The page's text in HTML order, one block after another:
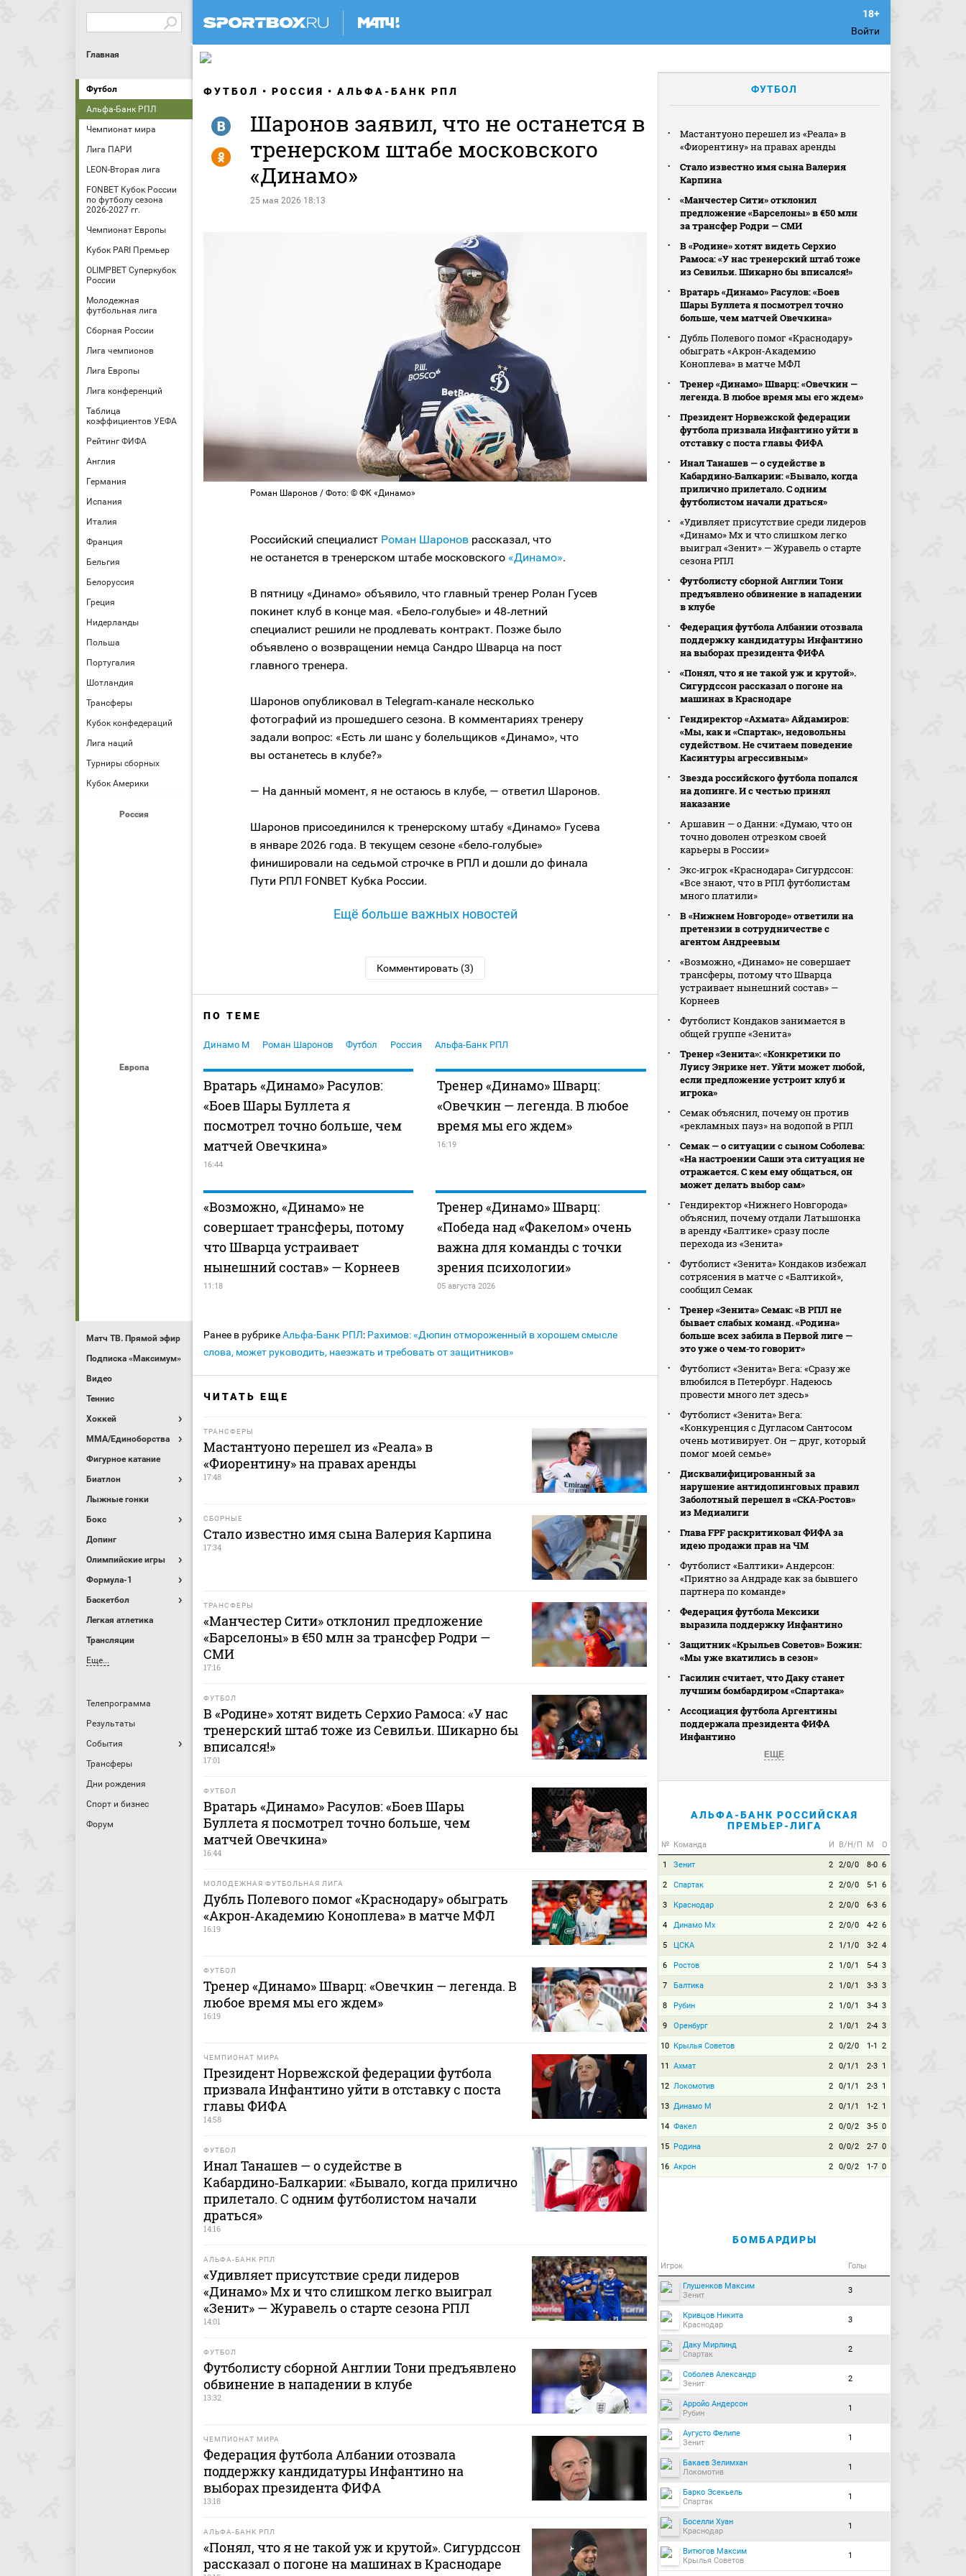
Войти
Главная
Футбол
Альфа-Банк РПЛ
Чемпионат мира
Лига ПАРИ
LEON-Вторая лига
FONBET Кубок России
по футболу сезона
2026-2027 гг.
Чемпионат Европы
Кубок PARI Премьер
OLIMPBET Суперкубок
России
Молодежная
футбольная лига
Сборная России
Лига чемпионов
Лига Европы
Лига конференций
Таблица
коэффициентов УЕФА
Рейтинг ФИФА
Англия
Германия
Испания
Италия
Франция
Бельгия
Белоруссия
Греция
Нидерланды
Польша
Португалия
Шотландия
Трансферы
Кубок конфедераций
Лига наций
Турниры сборных
Кубок Америки
Россия
Европа
Матч ТВ. Прямой эфир
Подписка «Максимум»
Видео
Теннис
Хоккей
MMA/Единоборства
Фигурное катание
Биатлон
Лыжные гонки
Бокс
Допинг
Олимпийские игры
Формула-1
Баскетбол
Легкая атлетика
Трансляции
Еще...
Телепрограмма
Результаты
События
Трансферы
Дни рождения
Спорт и бизнес
Форум
ФУТБОЛ РОССИЯ АЛЬФА-БАНК РПЛ
Шаронов заявил, что не останется в
тренерском штабе московского
«Динамо»
25 мая 2026 18:13
R
Y
Роман Шаронов / Фото: © ФК «Динамо»
Российский специалист Роман Шаронов рассказал, что
не останется в тренерском штабе московского «Динамо».
В пятницу «Динамо» объявило, что главный тренер Ролан Гусев
покинет клуб в конце мая. «Бело‑голубые» и 48‑летний
специалист решили не продлевать контракт. Позже было
объявлено о возвращении немца Сандро Шварца на пост
главного тренера.
Шаронов опубликовал в Telegram‑канале несколько
фотографий из прошедшего сезона. В комментариях тренеру
задали вопрос: «Есть ли шанс у болельщиков «Динамо», что
вы останетесь в клубе?»
— На данный момент, я не остаюсь в клубе, — ответил Шаронов.
Шаронов присоединился к тренерскому штабу «Динамо» Гусева
в январе 2026 года. В текущем сезоне «бело‑голубые»
финишировали на седьмой строчке в РПЛ и дошли до финала
Пути РПЛ FONBET Кубка России.
Ещё больше важных новостей
Комментировать (3)
ПО ТЕМЕ
Динамо М Роман Шаронов Футбол Россия Альфа-Банк РПЛ
Вратарь «Динамо» Расулов:
«Боев Шары Буллета я
посмотрел точно больше, чем
матчей Овечкина»
16:44
Тренер «Динамо» Шварц:
«Овечкин — легенда. В любое
время мы его ждем»
16:19
«Возможно, «Динамо» не
совершает трансферы, потому
что Шварца устраивает
нынешний состав» — Корнеев
11:18
Тренер «Динамо» Шварц:
«Победа над «Факелом» очень
важна для команды с точки
зрения психологии»
05 августа 2026
Ранее в рубрикеАльфа-Банк РПЛ: Рахимов: «Дюпин отмороженный в хорошем смысле
слова, может руководить, наезжать и требовать от защитников»
ЧИТАТЬ ЕЩЕ
ТРАНСФЕРЫ
Мастантуоно перешел из «Реала» в
«Фиорентину» на правах аренды
17:48
СБОРНЫЕ
Стало известно имя сына Валерия Карпина
17:34
ТРАНСФЕРЫ
«Манчестер Сити» отклонил предложение
«Барселоны» в €50 млн за трансфер Родри —
СМИ
17:16
ФУТБОЛ
В «Родине» хотят видеть Серхио Рамоса: «У нас
тренерский штаб тоже из Севильи. Шикарно бы
вписался!»
17:01
ФУТБОЛ
Вратарь «Динамо» Расулов: «Боев Шары
Буллета я посмотрел точно больше, чем
матчей Овечкина»
16:44
МОЛОДЕЖНАЯ ФУТБОЛЬНАЯ ЛИГА
Дубль Полевого помог «Краснодару» обыграть
«Акрон‑Академию Коноплева» в матче МФЛ
16:19
ФУТБОЛ
Тренер «Динамо» Шварц: «Овечкин — легенда. В
любое время мы его ждем»
16:19
ЧЕМПИОНАТ МИРА
Президент Норвежской федерации футбола
призвала Инфантино уйти в отставку с поста
главы ФИФА
14:58
ФУТБОЛ
Инал Танашев — о судействе в
Кабардино‑Балкарии: «Бывало, когда прилично
прилетало. С одним футболистом начали
драться»
14:16
АЛЬФА-БАНК РПЛ
«Удивляет присутствие среди лидеров
«Динамо» Мх и что слишком легко выиграл
«Зенит» — Журавель о старте сезона РПЛ
14:01
ФУТБОЛ
Футболисту сборной Англии Тони предъявлено
обвинение в нападении в клубе
13:32
ЧЕМПИОНАТ МИРА
Федерация футбола Албании отозвала
поддержку кандидатуры Инфантино на
выборах президента ФИФА
13:18
АЛЬФА-БАНК РПЛ
«Понял, что я не такой уж и крутой». Сигурдссон
рассказал о погоне на машинах в Краснодаре
ФУТБОЛ
Мастантуоно перешел из «Реала» в
«Фиорентину» на правах аренды
Стало известно имя сына Валерия
Карпина
«Манчестер Сити» отклонил
предложение «Барселоны» в €50 млн
за трансфер Родри — СМИ
В «Родине» хотят видеть Серхио
Рамоса: «У нас тренерский штаб тоже
из Севильи. Шикарно бы вписался!»
Вратарь «Динамо» Расулов: «Боев
Шары Буллета я посмотрел точно
больше, чем матчей Овечкина»
Дубль Полевого помог «Краснодару»
обыграть «Акрон‑Академию
Коноплева» в матче МФЛ
Тренер «Динамо» Шварц: «Овечкин —
легенда. В любое время мы его ждем»
Президент Норвежской федерации
футбола призвала Инфантино уйти в
отставку с поста главы ФИФА
Инал Танашев — о судействе в
Кабардино‑Балкарии: «Бывало, когда
прилично прилетало. С одним
футболистом начали драться»
«Удивляет присутствие среди лидеров
«Динамо» Мх и что слишком легко
выиграл «Зенит» — Журавель о старте
сезона РПЛ
Футболисту сборной Англии Тони
предъявлено обвинение в нападении
в клубе
Федерация футбола Албании отозвала
поддержку кандидатуры Инфантино
на выборах президента ФИФА
«Понял, что я не такой уж и крутой».
Сигурдссон рассказал о погоне на
машинах в Краснодаре
Гендиректор «Ахмата» Айдамиров:
«Мы, как и «Спартак», недовольны
судейством. Не считаем поведение
Касинтуры агрессивным»
Звезда российского футбола попался
на допинге. И с честью принял
наказание
Аршавин — о Данни: «Думаю, что он
точно доволен отрезком своей
карьеры в России»
Экс‑игрок «Краснодара» Сигурдссон:
«Все знают, что в РПЛ футболистам
много платили»
В «Нижнем Новгороде» ответили на
претензии в сотрудничестве с
агентом Андреевым
«Возможно, «Динамо» не совершает
трансферы, потому что Шварца
устраивает нынешний состав» —
Корнеев
Футболист Кондаков занимается в
общей группе «Зенита»
Тренер «Зенита»: «Конкретики по
Луису Энрике нет. Уйти может любой,
если предложение устроит клуб и
игрока»
Семак объяснил, почему он против
«рекламных пауз» на водопой в РПЛ
Семак — о ситуации с сыном Соболева:
«На настроении Саши эта ситуация не
отражается. С кем ему общаться, он
может делать выбор сам»
Гендиректор «Нижнего Новгорода»
объяснил, почему отдали Латышонка
в аренду «Балтике» сразу после
перехода из «Зенита»
Футболист «Зенита» Кондаков избежал
сотрясения в матче с «Балтикой»,
сообщил Семак
Тренер «Зенита» Семак: «В РПЛ не
бывает слабых команд. «Родина»
больше всех забила в Первой лиге —
это уже о чем‑то говорит»
Футболист «Зенита» Вега: «Сразу же
влюбился в Петербург. Надеюсь
провести много лет здесь»
Футболист «Зенита» Вега:
«Конкуренция с Дугласом Сантосом
очень мотивирует. Он — друг, который
помог моей семье»
Дисквалифицированный за
нарушение антидопинговых правил
Заболотный перешел в «СКА‑Ростов»
из Медиалиги
Глава FPF раскритиковал ФИФА за
идею продажи прав на ЧМ
Футболист «Балтики» Андерсон:
«Приятно за Андраде как за бывшего
партнера по команде»
Федерация футбола Мексики
выразила поддержку Инфантино
Защитник «Крыльев Советов» Божин:
«Мы уже вкатились в сезон»
Гасилин считает, что Даку станет
лучшим бомбардиром «Спартака»
Ассоциация футбола Аргентины
поддержала президента ФИФА
Инфантино
ЕЩЕ
АЛЬФА-БАНК РОССИЙСКАЯ
ПРЕМЬЕР-ЛИГА
№ Команда И В/Н/П М О
1 Зенит 2 2/0/0 8-0 6
2 Спартак 2 2/0/0 5-1 6
3 Краснодар 2 2/0/0 6-3 6
4 Динамо Мх 2 2/0/0 4-2 6
5 ЦСКА 2 1/1/0 3-2 4
6 Ростов 2 1/0/1 5-4 3
7 Балтика 2 1/0/1 3-3 3
8 Рубин 2 1/0/1 3-4 3
9 Оренбург 2 1/0/1 2-4 3
10 Крылья Советов 2 0/2/0 1-1 2
11 Ахмат 2 0/1/1 2-3 1
12 Локомотив 2 0/1/1 2-3 1
13 Динамо М 2 0/1/1 1-2 1
14 Факел 2 0/0/2 3-5 0
15 Родина 2 0/0/2 2-7 0
16 Акрон 2 0/0/2 1-7 0
БОМБАРДИРЫ
Игрок Голы
Глушенков Максим
Зенит
3
Кривцов Никита
Краснодар
3
Даку Мирлинд
Спартак
2
Соболев Александр
Зенит
2
Арройо Андерсон
Рубин
1
Аугусто Фелипе
Зенит
1
Бакаев Зелимхан
Локомотив
1
Барко Эсекьель
Спартак
1
Боселли Хуан
Краснодар
1
Витюгов Максим
Крылья Советов
1